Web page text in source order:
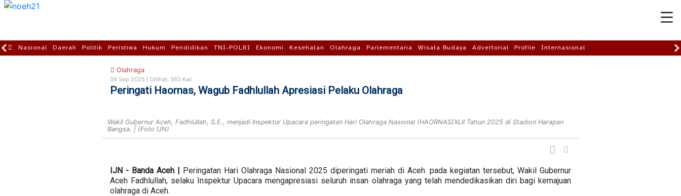
Nasional Daerah Politik Peristiwa Hukum Pendidikan TNI-POLRI Ekonomi Kesehatan Olahraga Parlementaria Wisata Budaya Advertorial Profile Internasional
Olahraga
09 Sep 2025 | Dilihat: 363 Kali
Peringati Haornas, Wagub Fadhlullah Apresiasi Pelaku Olahraga
Wakil Gubernur Aceh, Fadhlullah, S.E., menjadi Inspektur Upacara peringatan Hari Olahraga Nasional (HAORNAS)XLII Tahun 2025 di Stadion Harapan
Bangsa. | (Foto IJN)
IJN - Banda Aceh | Peringatan Hari Olahraga Nasional 2025 diperingati meriah di Aceh. pada kegiatan tersebut, Wakil Gubernur
Aceh Fadhlullah, selaku Inspektur Upacara mengapresiasi seluruh insan olahraga yang telah mendedikasikan diri bagi kemajuan
olahraga di Aceh.